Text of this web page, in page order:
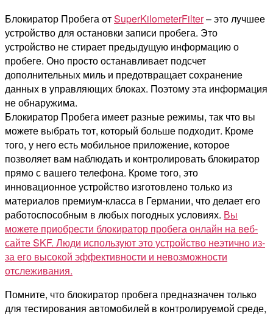
Блокиратор Пробега отSuperKilometerFilter– это лучшее
устройство для остановки записи пробега. Это
устройство не стирает предыдущую информацию о
пробеге. Оно просто останавливает подсчет
дополнительных миль и предотвращает сохранение
данных в управляющих блоках. Поэтому эта информация
не обнаружима.
Блокиратор Пробега имеет разные режимы, так что вы
можете выбрать тот, который больше подходит. Кроме
того, у него есть мобильное приложение, которое
позволяет вам наблюдать и контролировать блокиратор
прямо с вашего телефона. Кроме того, это
инновационное устройство изготовлено только из
материалов премиум-класса в Германии, что делает его
работоспособным в любых погодных условиях. Вы
можете приобрести блокиратор пробега онлайн на веб-
сайте SKF. Люди используют это устройство неэтично из-
за его высокой эффективности и невозможности
отслеживания.
Помните, что блокиратор пробега предназначен только
для тестирования автомобилей в контролируемой среде,